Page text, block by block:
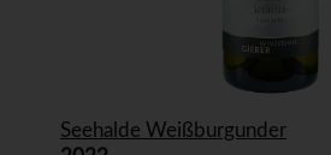
Seehalde Weißburgunder